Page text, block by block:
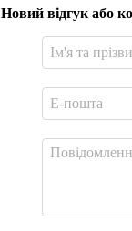
Новий відгук або